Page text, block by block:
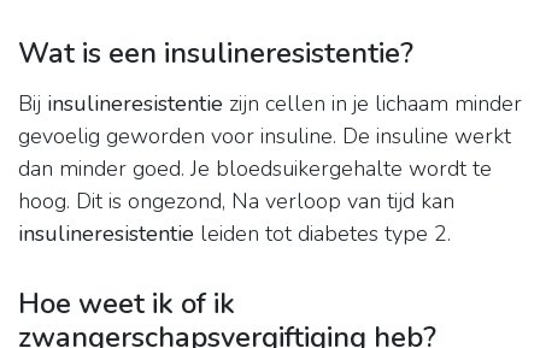
Wat is een insulineresistentie?
Bij insulineresistentie zijn cellen in je lichaam minder
gevoelig geworden voor insuline. De insuline werkt
dan minder goed. Je bloedsuikergehalte wordt te
hoog. Dit is ongezond, Na verloop van tijd kan
insulineresistentie leiden tot diabetes type 2.
Hoe weet ik of ik
zwangerschapsvergiftiging heb?